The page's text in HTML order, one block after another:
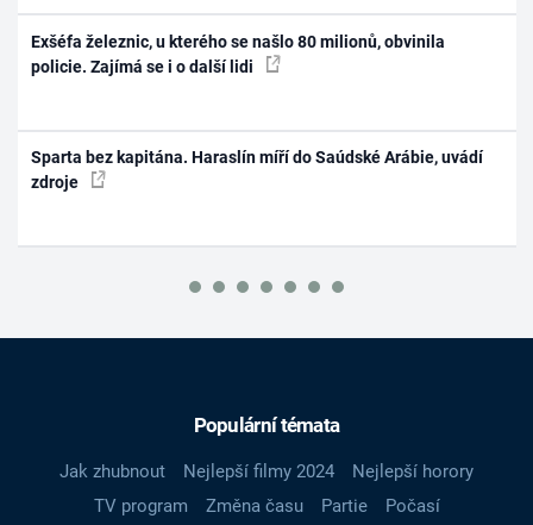
Exšéfa železnic, u kterého se našlo 80 milionů, obvinila
policie. Zajímá se i o další lidi
Sparta bez kapitána. Haraslín míří do Saúdské Arábie, uvádí
zdroje
Populární témata
Jak zhubnout Nejlepší filmy 2024
Nejlepší horory
TV program
Změna času Partie
Počasí